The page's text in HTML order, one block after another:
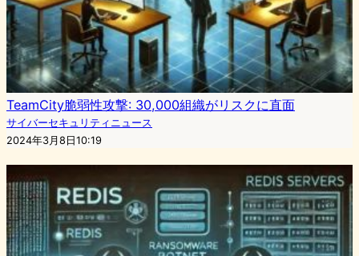
TeamCity脆弱性攻撃: 30,000組織がリスクに直面
サイバーセキュリティニュース
2024年3月8日10:19